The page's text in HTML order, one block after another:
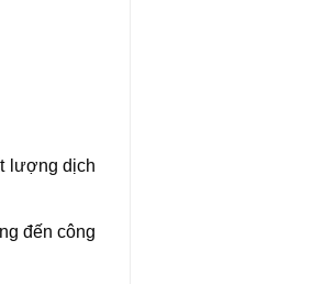
lượng dịch
đến công